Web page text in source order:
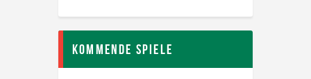
Kommende Spiele